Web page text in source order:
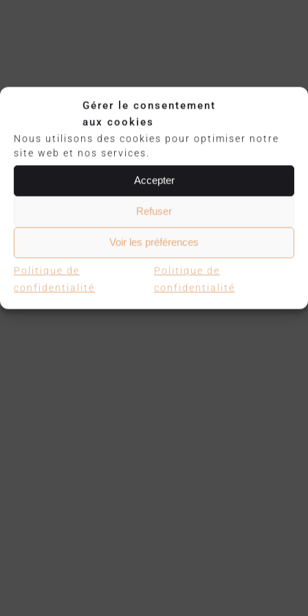
Gérer le consentement
aux cookies
Nous utilisons des cookies pour optimiser notre
site web et nos services.
Accepter
Refuser
Voir les préférences
Politique de
confidentialité
Politique de
confidentialité